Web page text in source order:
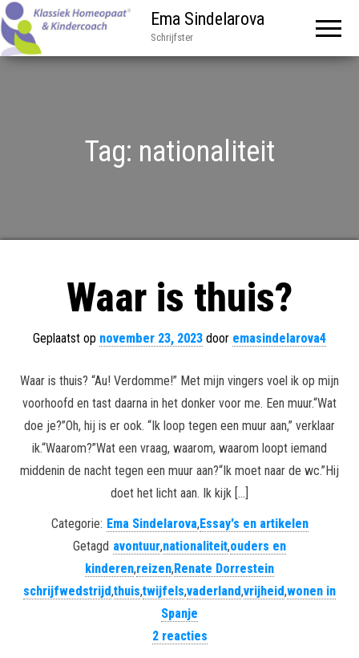
Ema Sindelarova
Schrijfster
Tag: nationaliteit
Waar is thuis?
Geplaatst op november 23, 2023 door emasindelarova4
Waar is thuis? “Au! Verdomme!” Met mijn vingers voel ik op mijn
voorhoofd en tast daarna in het donker voor me. Een muur.“Wat
doe je?”Oh, hij is er ook. “Ik loop tegen een muur aan,” verklaar
ik.“Waarom?”Wat een vraag, waarom, waarom loopt iemand
middenin de nacht tegen een muur aan?“Ik moet naar de wc.”Hij
doet het licht aan. Ik kijk […]
Categorie: Ema Sindelarova,Essay's en artikelen
Getagd avontuur,nationaliteit,ouders en
kinderen,reizen,Renate Dorrestein
schrijfwedstrijd,thuis,twijfels,vaderland,vrijheid,wonen in
Spanje
2 reacties